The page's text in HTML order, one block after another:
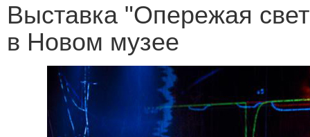
Выставка "Опережая
в Новом музее